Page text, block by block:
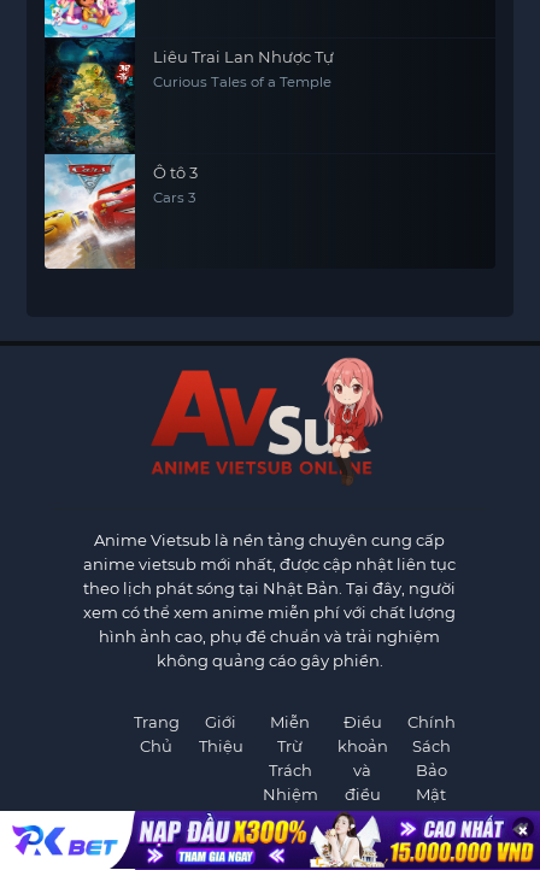
Liêu Trai Lan Nhược Tự
Curious Tales of a Temple
Ô tô 3
Cars 3
Anime Vietsub là nền tảng chuyên cung cấp
anime vietsub mới nhất, được cập nhật liên tục
theo lịch phát sóng tại Nhật Bản. Tại đây, người
xem có thể xem anime miễn phí với chất lượng
hình ảnh cao, phụ đề chuẩn và trải nghiệm
không quảng cáo gây phiền.
Trang
Chủ
Giới
Thiệu
Miễn
Trừ
Trách
Nhiệm
Điều
khoản
và
điều
kiện
Chính
Sách
Bảo
Mật
×